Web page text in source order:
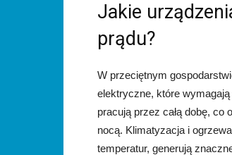
Jakie
prądu?
W przeciętnym
elektryczne, które
pracują przez całą dobę,
nocą. Klimatyzacja i
temperatur, generują